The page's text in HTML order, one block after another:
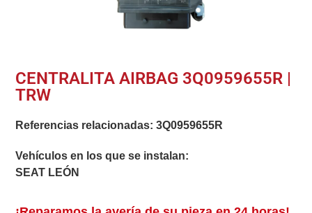
CENTRALITA AIRBAG 3Q0959655R |
TRW
Referencias relacionadas:3Q0959655R
Vehículos en los que se instalan:
SEAT LEÓN